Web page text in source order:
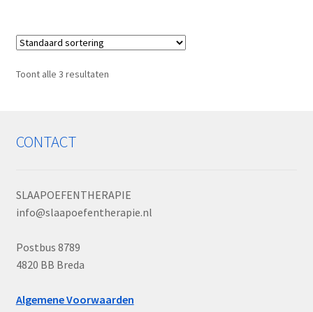
Toont alle 3 resultaten
CONTACT
SLAAPOEFENTHERAPIE
info@slaapoefentherapie.nl
Postbus 8789
4820 BB Breda
Algemene Voorwaarden